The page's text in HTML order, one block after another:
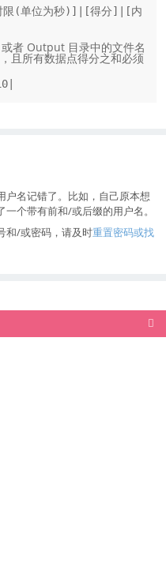
限(单位为秒)]|[得分]|[内
者 Output 目录中的文件名
且所有数据点得分之和必须
户名记错了。比如，自己原本想
个带有前和/或后缀的用户名。
和/或密码，请及时重置密码或找